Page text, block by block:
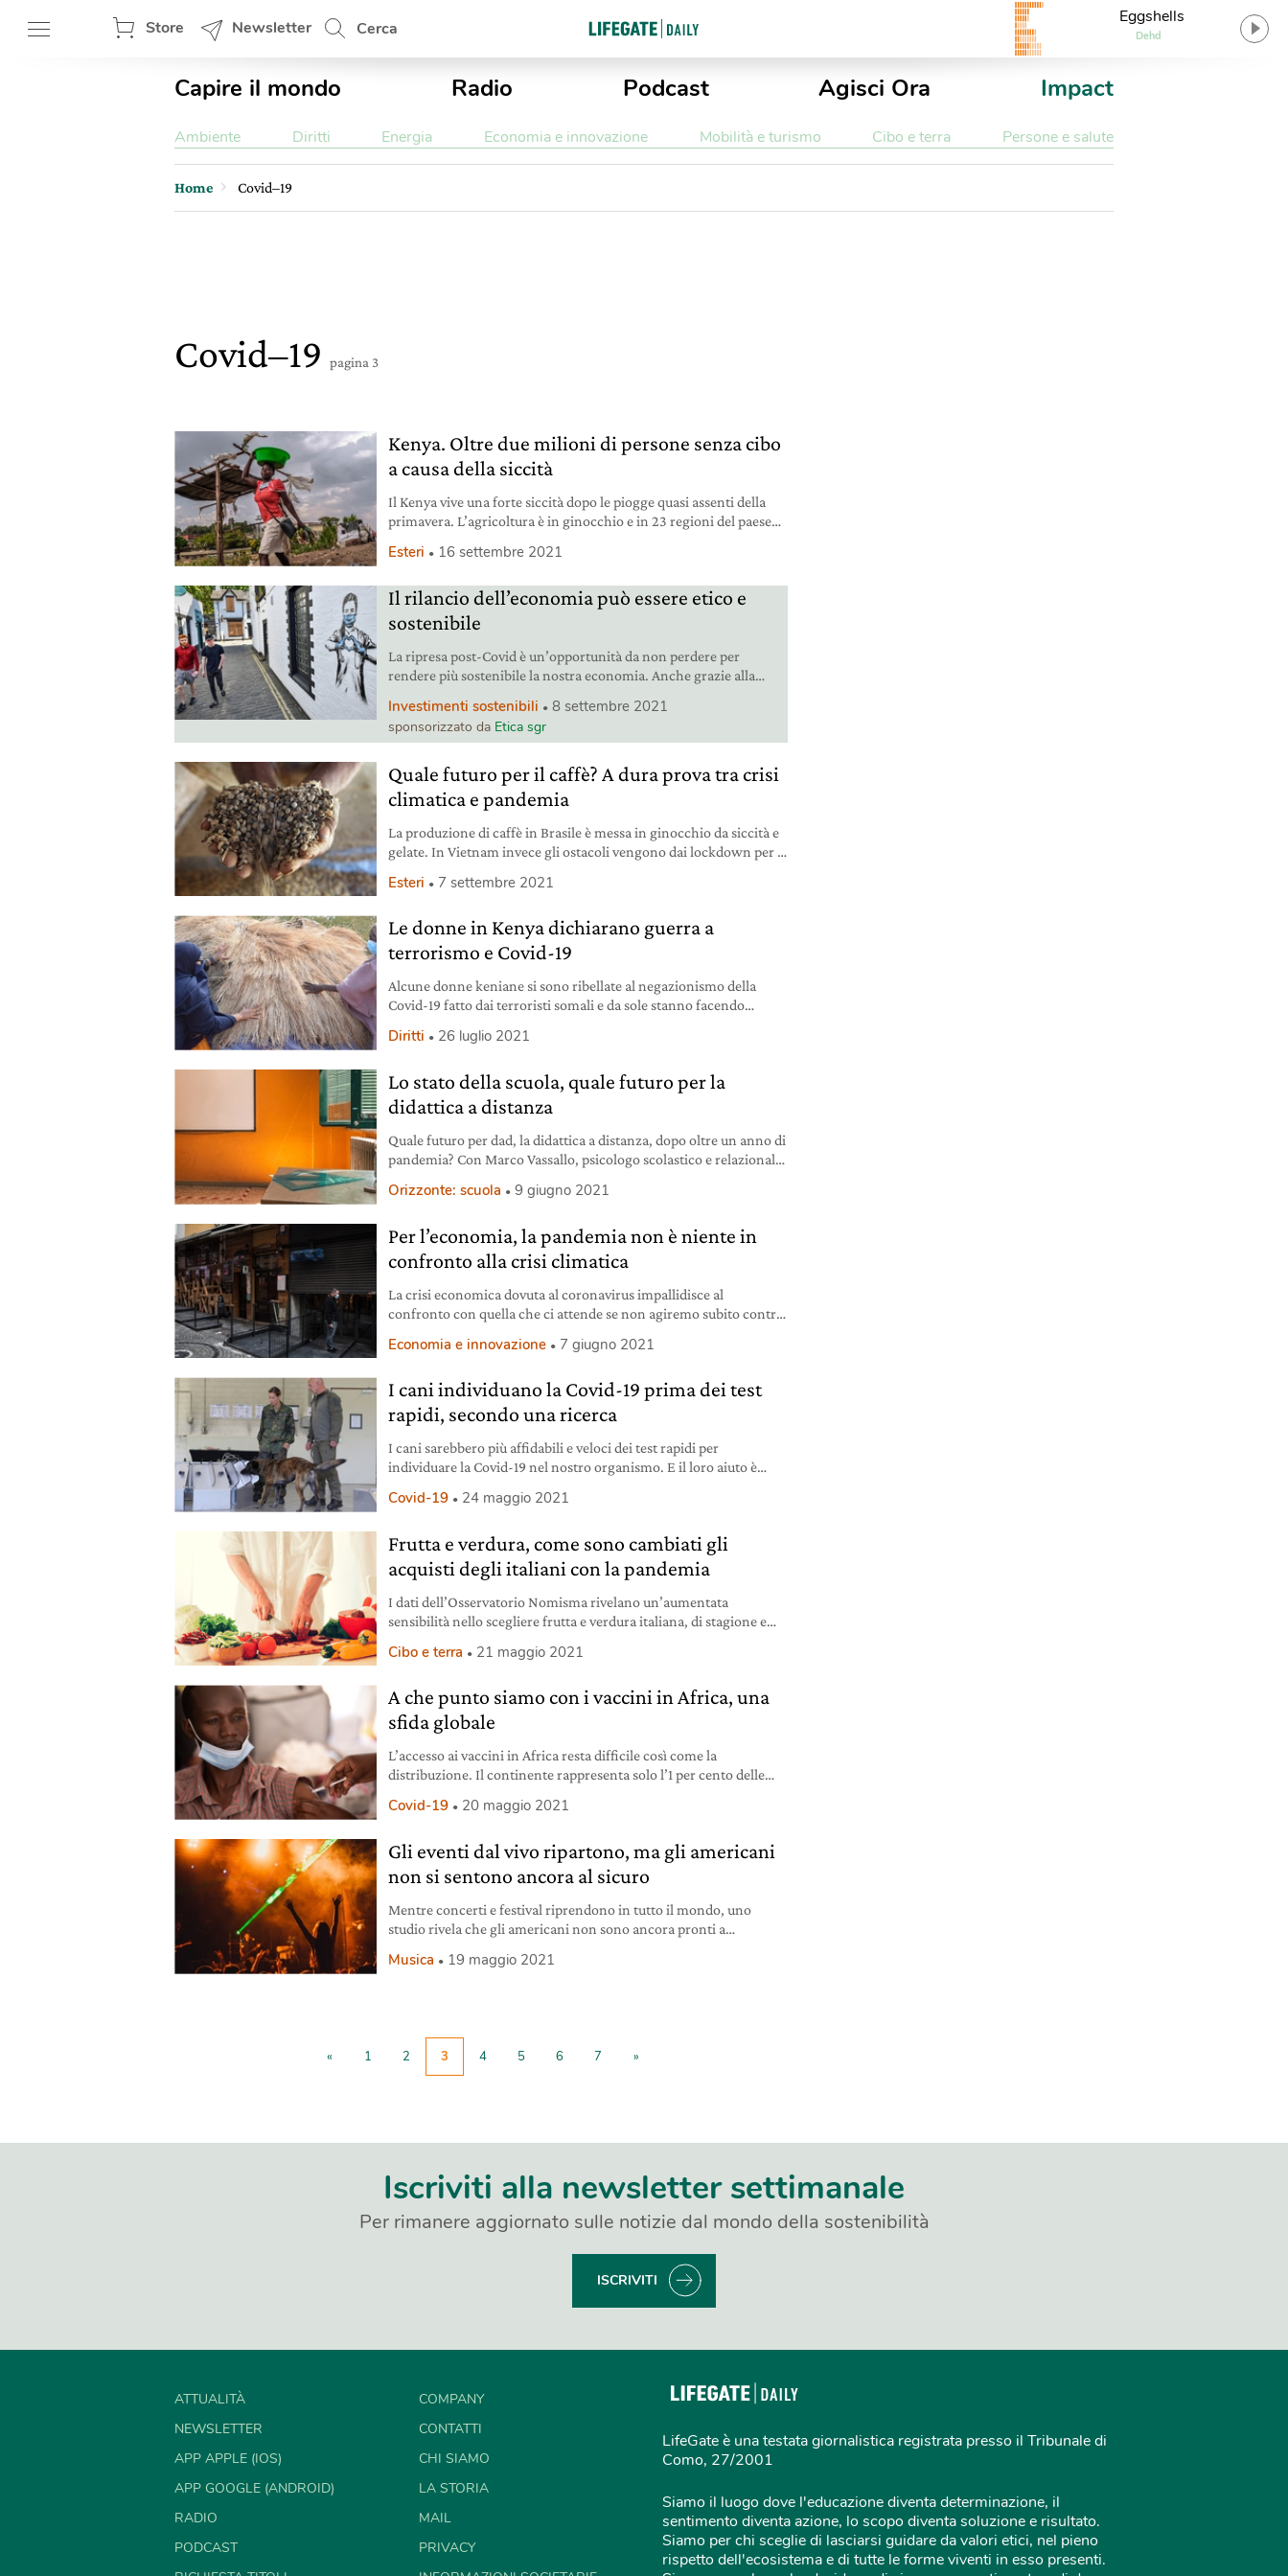
Store Newsletter Cerca
Eggshells
Dehd
Capire il mondo Radio Podcast Agisci Ora Impact
Ambiente Diritti Energia Economia e innovazione Mobilità e turismo Cibo e terra Persone e salute
Home Covid–19
Covid–19 pagina 3
Kenya. Oltre due milioni di persone senza cibo
a causa della siccità
Il Kenya vive una forte siccità dopo le piogge quasi assenti della
primavera. L’agricoltura è in ginocchio e in 23 regioni del paese
Esteri 16 settembre 2021
Il rilancio dell’economia può essere etico e
sostenibile
La ripresa post-Covid è un’opportunità da non perdere per
rendere più sostenibile la nostra economia. Anche grazie alla
Investimenti sostenibili 8 settembre 2021
sponsorizzato da Etica sgr
Quale futuro per il caffè? A dura prova tra crisi
climatica e pandemia
La produzione di caffè in Brasile è messa in ginocchio da siccità e
gelate. In Vietnam invece gli ostacoli vengono dai lockdown per il
Esteri 7 settembre 2021
Le donne in Kenya dichiarano guerra a
terrorismo e Covid-19
Alcune donne keniane si sono ribellate al negazionismo della
Covid-19 fatto dai terroristi somali e da sole stanno facendo
Diritti 26 luglio 2021
Lo stato della scuola, quale futuro per la
didattica a distanza
Quale futuro per dad, la didattica a distanza, dopo oltre un anno di
pandemia? Con Marco Vassallo, psicologo scolastico e relazionale,
Orizzonte: scuola 9 giugno 2021
Per l’economia, la pandemia non è niente in
confronto alla crisi climatica
La crisi economica dovuta al coronavirus impallidisce al
confronto con quella che ci attende se non agiremo subito contro
Economia e innovazione 7 giugno 2021
I cani individuano la Covid-19 prima dei test
rapidi, secondo una ricerca
I cani sarebbero più affidabili e veloci dei test rapidi per
individuare la Covid-19 nel nostro organismo. E il loro aiuto è
Covid-19 24 maggio 2021
Frutta e verdura, come sono cambiati gli
acquisti degli italiani con la pandemia
I dati dell’Osservatorio Nomisma rivelano un’aumentata
sensibilità nello scegliere frutta e verdura italiana, di stagione e
Cibo e terra 21 maggio 2021
A che punto siamo con i vaccini in Africa, una
sfida globale
L’accesso ai vaccini in Africa resta difficile così come la
distribuzione. Il continente rappresenta solo l’1 per cento delle
Covid-19 20 maggio 2021
Gli eventi dal vivo ripartono, ma gli americani
non si sentono ancora al sicuro
Mentre concerti e festival riprendono in tutto il mondo, uno
studio rivela che gli americani non sono ancora pronti a
Musica 19 maggio 2021
« 1 2 3 4 5 6 7 »
Iscriviti alla newsletter settimanale
Per rimanere aggiornato sulle notizie dal mondo della sostenibilità
ISCRIVITI
ATTUALITÀ
NEWSLETTER
APP APPLE (IOS)
APP GOOGLE (ANDROID)
RADIO
PODCAST
COMPANY
CONTATTI
CHI SIAMO
LA STORIA
MAIL
PRIVACY
LifeGate è una testata giornalistica registrata presso il Tribunale di
Como, 27/2001
Siamo il luogo dove l'educazione diventa determinazione, il
sentimento diventa azione, lo scopo diventa soluzione e risultato.
Siamo per chi sceglie di lasciarsi guidare da valori etici, nel pieno
rispetto dell'ecosistema e di tutte le forme viventi in esso presenti.